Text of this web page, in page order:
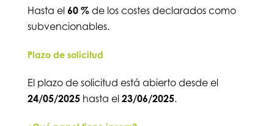
Hasta el 60 %de los costes declarados como
subvencionables.
Plazo de solicitud
El plazo de solicitud está abierto desde el
24/05/2025hasta el 23/06/2025.